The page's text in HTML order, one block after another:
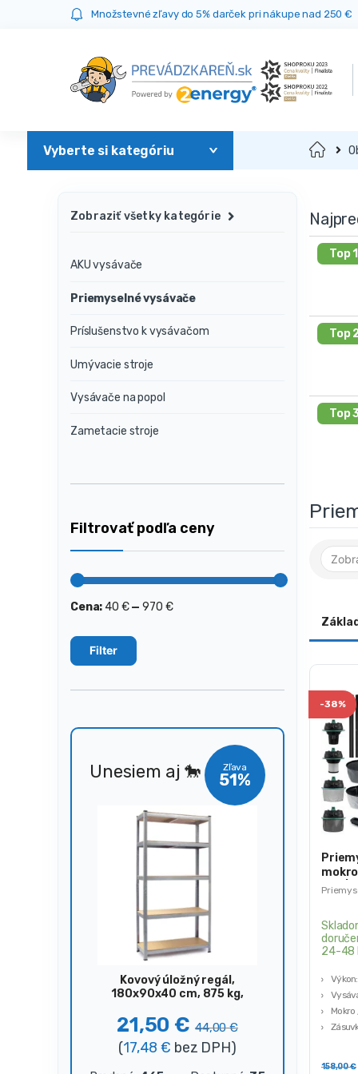
Množstevné zľavy do 5% darček pri nákupe nad 250 €
Domov
Top 1
Top
Top 3
-38%
30L |
24-48
158,00€
Zobraziť všetky kategórie
AKU vysávače
Priemyselné vysávače
Príslušenstvo k vysávačom
Umývacie stroje
Vysávače na popol
Zametacie stroje
Filtrovať podľa ceny
Minimálna
Maximálna
Filter
Cena: 40 €—970 €
Unesiem aj 🐎 Zľava
51%
Kovový úložný regál,
180x90x40 cm, 875 kg,
21,50 € 44,00€
(17,48€ bez DPH)